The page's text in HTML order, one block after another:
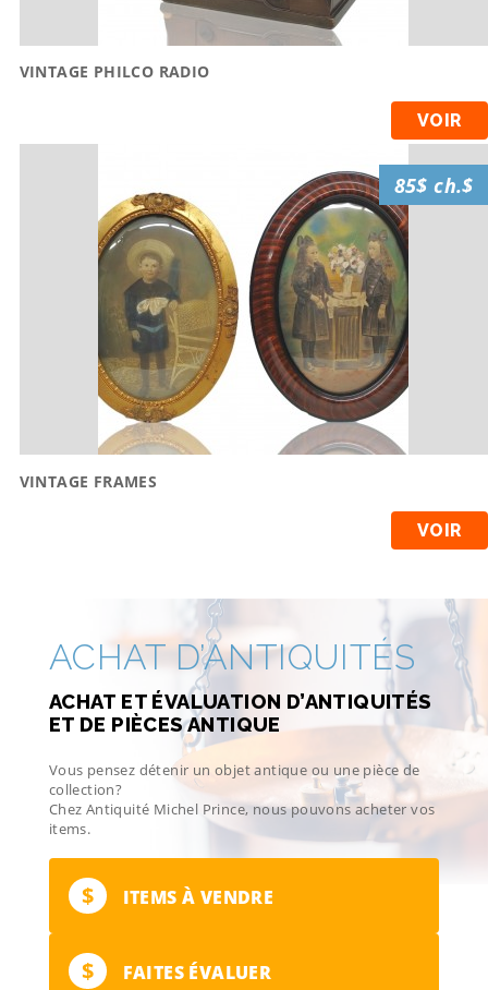
VINTAGE PHILCO RADIO
VOIR
VINTAGE FRAMES
VOIR
85$ ch.$
ACHAT D’ANTIQUITÉS
ACHAT ET ÉVALUATION D’ANTIQUITÉS
ET DE PIÈCES ANTIQUE
Vous pensez détenir un objet antique ou une pièce de
collection?
Chez Antiquité Michel Prince, nous pouvons acheter vos
items.
$ ITEMS À VENDRE
$ FAITES ÉVALUER